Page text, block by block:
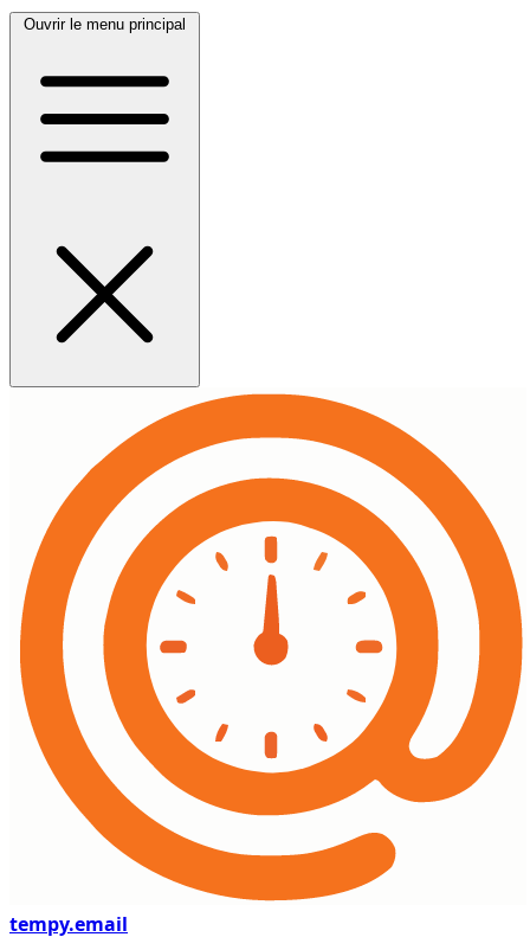
Ouvrir le menu principal
tempy.email